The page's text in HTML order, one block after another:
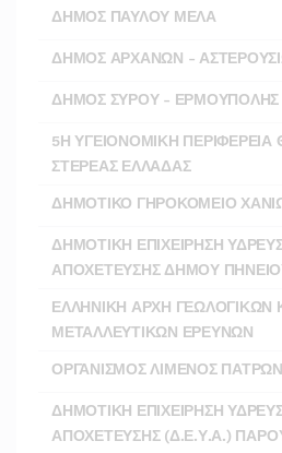
ΔΗΜΟΣ ΠΑΥΛΟΥ ΜΕΛΑ
ΔΗΜΟΣ ΑΡΧΑΝΩΝ -
ΔΗΜΟΣ ΣΥΡΟΥ - ΕΡΜΟΥΠΟΛΗΣ
5Η ΥΓΕΙΟΝΟΜΙΚΗ ΠΕΡΙΦΕΡΕΙΑ
ΣΤΕΡΕΑΣ ΕΛΛΑΔΑΣ
ΔΗΜΟΤΙΚΟ ΓΗΡΟΚΟΜΕΙΟ
ΔΗΜΟΤΙΚΗ ΕΠΙΧΕΙΡΗΣΗ
ΑΠΟΧΕΤΕΥΣΗΣ ΔΗΜΟΥ
ΕΛΛΗΝΙΚΗ ΑΡΧΗ ΓΕΩΛΟΓΙΚΩΝ
ΜΕΤΑΛΛΕΥΤΙΚΩΝ ΕΡΕΥΝΩΝ
ΟΡΓΑΝΙΣΜΟΣ ΛΙΜΕΝΟΣ
ΔΗΜΟΤΙΚΗ ΕΠΙΧΕΙΡΗΣΗ
ΑΠΟΧΕΤΕΥΣΗΣ (Δ.Ε.Υ.Α.)